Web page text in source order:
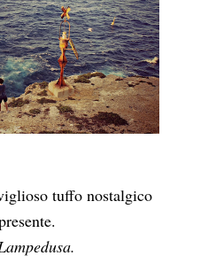
tuffo nostalgico